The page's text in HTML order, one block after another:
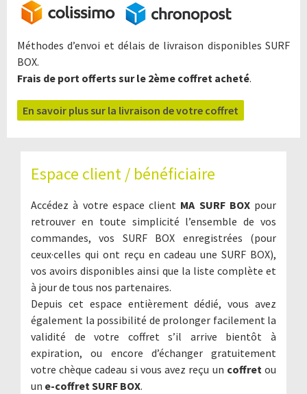
Méthodes d’envoi et délais de livraison disponibles SURF
BOX.
Frais de port offerts sur le 2ème coffret acheté.
En savoir plus sur la livraison de votre coffret
Espace client / bénéficiaire
Accédez à votre espace client MA SURF BOXpour
retrouver en toute simplicité l’ensemble de vos
commandes, vos SURF BOX enregistrées (pour
ceux·celles qui ont reçu en cadeau une SURF BOX),
vos avoirs disponibles ainsi que la liste complète et
à jour de tous nos partenaires.
Depuis cet espace entièrement dédié, vous avez
également la possibilité de prolonger facilement la
validité de votre coffret s’il arrive bientôt à
expiration, ou encore d’échanger gratuitement
votre chèque cadeau si vous avez reçu un coffret ou
un e-coffret SURF BOX.